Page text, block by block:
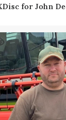
for John